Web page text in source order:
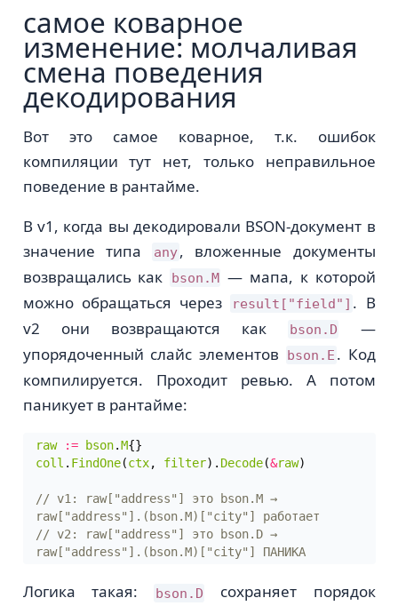
самое коварное
изменение: молчаливая
смена поведения
декодирования
Вот это самое коварное, т.к. ошибок
компиляции тут нет, только неправильное
поведение в рантайме.
В v1, когда вы декодировали BSON-документ в
значение типа
any, вложенные документы
возвращались как
bson.M — мапа, к которой
можно обращаться через
result["field"] . В
v2 они возвращаются как
bson.D
—
упорядоченный слайс элементов
bson.E . Код
компилируется. Проходит ревью. А потом
паникует в рантайме:
raw := bson.M{}
coll . FindOne(ctx, filter). Decode(&raw)
// v1: raw["address"] это bson.M →
// v2: raw["address"] это bson.D →
raw["address"].(bson.M)["city"] ПАНИКА
Логика такая: bson.D
сохраняет порядок